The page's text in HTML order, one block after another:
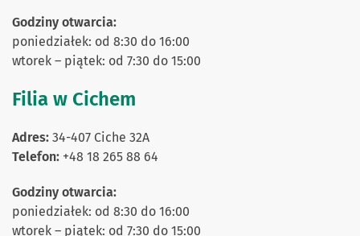
Godziny otwarcia:
poniedziałek: od 8:30 do 16:00
wtorek – piątek: od 7:30 do 15:00
Filia w Cichem
Adres: 34-407 Ciche 32A
Telefon: +48 18 265 88 64
Godziny otwarcia:
poniedziałek: od 8:30 do 16:00
wtorek – piątek: od 7:30 do 15:00